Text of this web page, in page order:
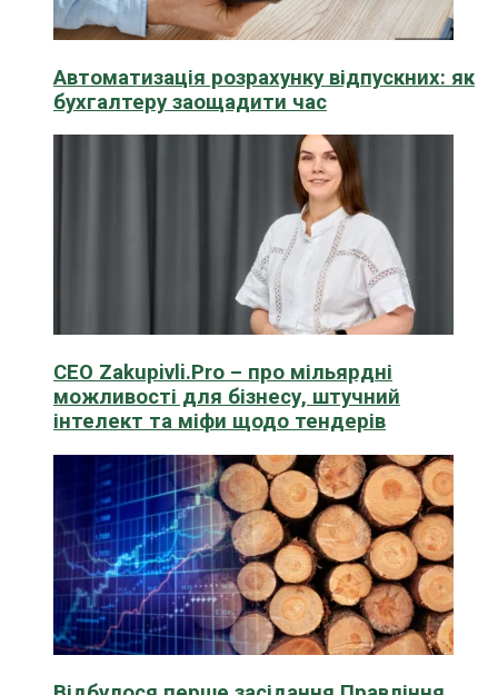
Автоматизація розрахунку відпускних: як
бухгалтеру заощадити час
CEO Zakupivli.Pro – про мільярдні
можливості для бізнесу, штучний
інтелект та міфи щодо тендерів